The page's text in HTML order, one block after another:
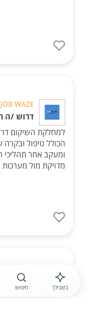
JOB WAZE נעמי גרוביס
דרוש /ה
למחלקת השיקום
הכולל טיפול
ומעקב אחר תהליכי
מדויקת מול
Jobs.ai
רכז /ת
בשבילך חיפוש